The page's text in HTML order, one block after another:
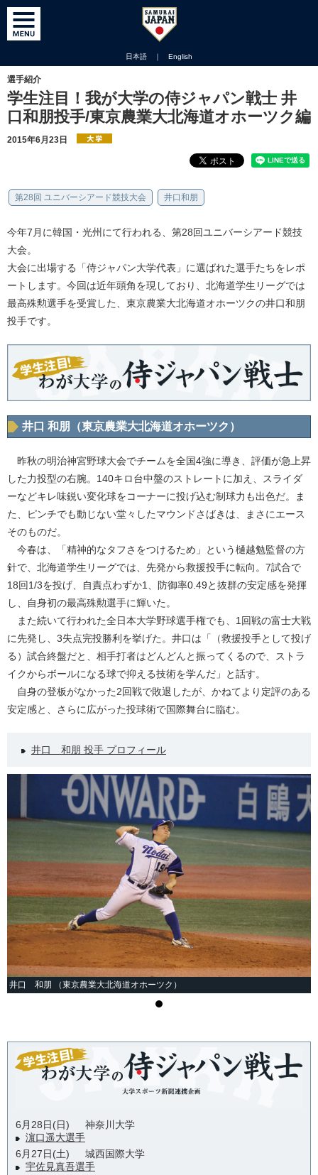
日本語 ｜ English
選手紹介
学生注目！我が大学の侍ジャパン戦士 井
口和朋投手/東京農業大北海道オホーツク編
2015年6月23日
第28回 ユニバーシアード競技大会 井口和朋
今年7月に韓国・光州にて行われる、第28回ユニバーシアード競技
大会。
大会に出場する「侍ジャパン大学代表」に選ばれた選手たちをレポ
ートします。今回は近年頭角を現しており、北海道学生リーグでは
最高殊勲選手を受賞した、東京農業大北海道オホーツクの井口和朋
投手です。
井口 和朋（東京農業大北海道オホーツク）
昨秋の明治神宮野球大会でチームを全国4強に導き、評価が急上昇
した力投型の右腕。140キロ台中盤のストレートに加え、スライダ
ーなどキレ味鋭い変化球をコーナーに投げ込む制球力も出色だ。ま
た、ピンチでも動じない堂々したマウンドさばきは、まさにエース
そのものだ。
今春は、「精神的なタフさをつけるため」という樋越勉監督の方
針で、北海道学生リーグでは、先発から救援投手に転向。7試合で
18回1/3を投げ、自責点わずか1、防御率0.49と抜群の安定感を発揮
し、自身初の最高殊勲選手に輝いた。
また続いて行われた全日本大学野球選手権でも、1回戦の富士大戦
に先発し、3失点完投勝利を挙げた。井口は「（救援投手として投げ
る）試合終盤だと、相手打者はどんどんと振ってくるので、ストラ
イクからボールになる球で抑える技術を学んだ」と話す。
自身の登板がなかった2回戦で敗退したが、かねてより定評のある
安定感と、さらに広がった投球術で国際舞台に臨む。
井口 和朋 投手 プロフィール
井口 和朋 （東京農業大北海道オホーツク）
6月28日(日)
神奈川大学
濵口遥大選手
6月27日(土)
城西国際大学
宇佐見真吾選手